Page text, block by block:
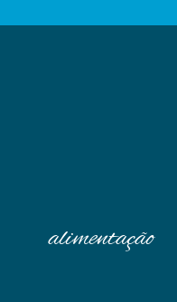
alimentação